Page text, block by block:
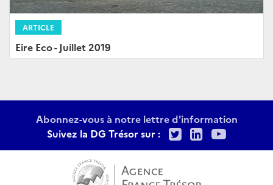
ARTICLE
Eire Eco - Juillet 2019
Abonnez-vous à notre lettre d'information
Suivez la DG Trésor sur :
TwitterLinkedIn